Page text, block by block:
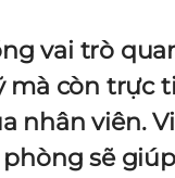
vai trò
còn trực
nhân viên.
sẽ